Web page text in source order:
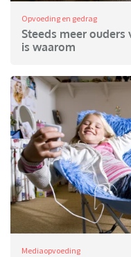
Opvoeding en gedrag
Steeds meer
is waarom
Mediaopvoeding